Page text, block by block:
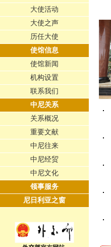
大使活动
大使之声
历任大使
使馆信息
使馆新闻
机构设置
联系我们
中尼关系
关系概况
重要文献
中尼往来
中尼经贸
中尼文化
领事服务
尼日利亚之窗